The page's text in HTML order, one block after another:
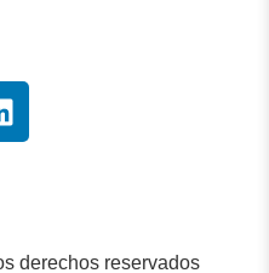
derechos reservados